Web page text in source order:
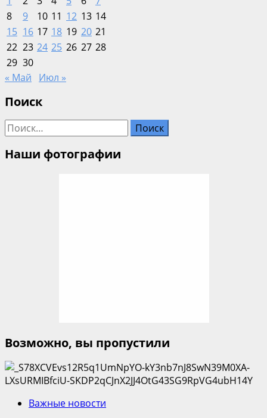
8
9 10 11 12 13 14
15 16 17 18 19 20 21
22 23 24 25 26 27 28
29 30
« Май
Июл »
Поиск
Найти:
Наши фотографии
Возможно, вы пропустили
Важные новости